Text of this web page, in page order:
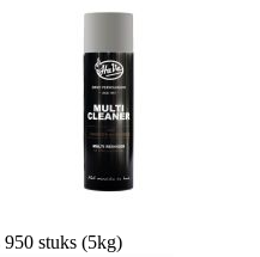
950 stuks (5kg)